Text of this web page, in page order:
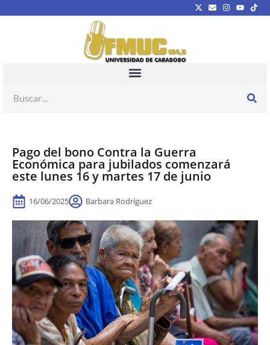
Pago del bono Contra la Guerra
Económica para jubilados comenzará
este lunes 16 y martes 17 de junio
16/06/2025 Barbara Rodríguez